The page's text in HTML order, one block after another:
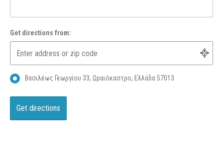
Get directions from:
Βασιλέως Γεωργίου 33, Ωραιόκαστρο, Ελλάδα 57013